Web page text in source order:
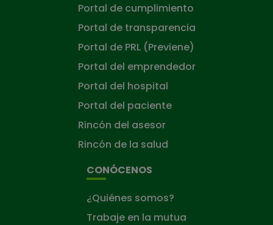
Portal de cumplimiento
Portal de transparencia
Portal de PRL (Previene)
Portal del emprendedor
Portal del hospital
Portal del paciente
Rincón del asesor
Rincón de la salud
CONÓCENOS
¿Quiénes somos?
Trabaje en la mutua